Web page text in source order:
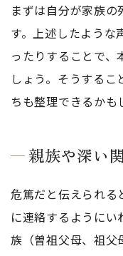
まずは自分が家族
す。上述したような
ったりすることで、
しょう。そうする
ちも整理できるかも
親族や深い
危篤だと伝えられる
に連絡するようにい
族（曽祖父母、祖父